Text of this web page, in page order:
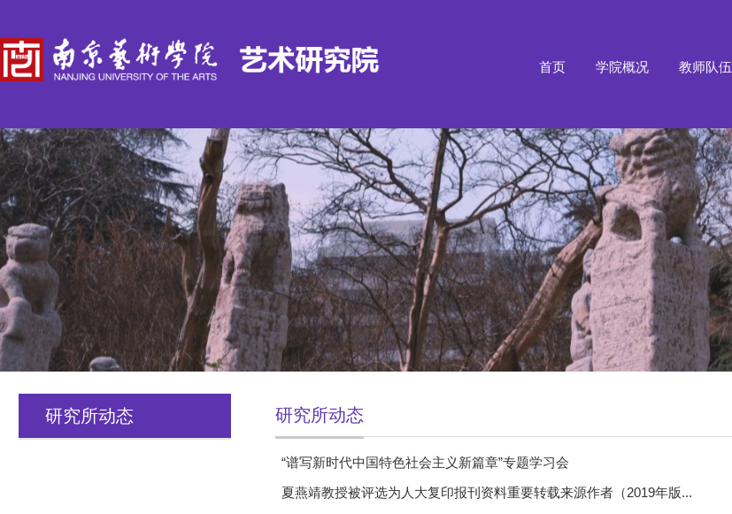
首页 学院概况 教师队伍
研究所动态 研究所动态
“谱写新时代中国特色社会主义新篇章”专题学习会
夏燕靖教授被评选为人大复印报刊资料重要转载来源作者（2019年版...